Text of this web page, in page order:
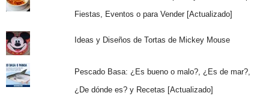
Fiestas, Eventos o para Vender [Actualizado]
Ideas y Diseños de Tortas de Mickey Mouse
Pescado Basa: ¿Es bueno o malo?, ¿Es de mar?,
¿De dónde es? y Recetas [Actualizado]